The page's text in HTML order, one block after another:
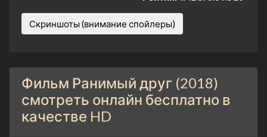
Скриншоты (внимание спойлеры)
Фильм Ранимый друг (2018)
смотреть онлайн бесплатно в
качестве HD